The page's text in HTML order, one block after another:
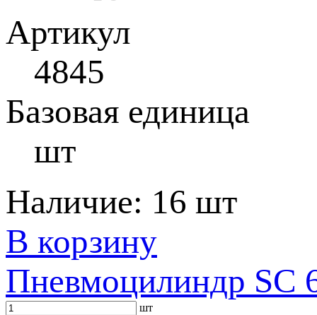
Артикул
4845
Базовая единица
шт
Наличие: 16 шт
В корзину
Пневмоцилиндр SC
шт